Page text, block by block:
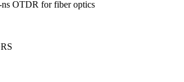
OTDR for fiber optics